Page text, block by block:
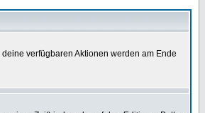
verfügbaren Aktionen werden am Ende